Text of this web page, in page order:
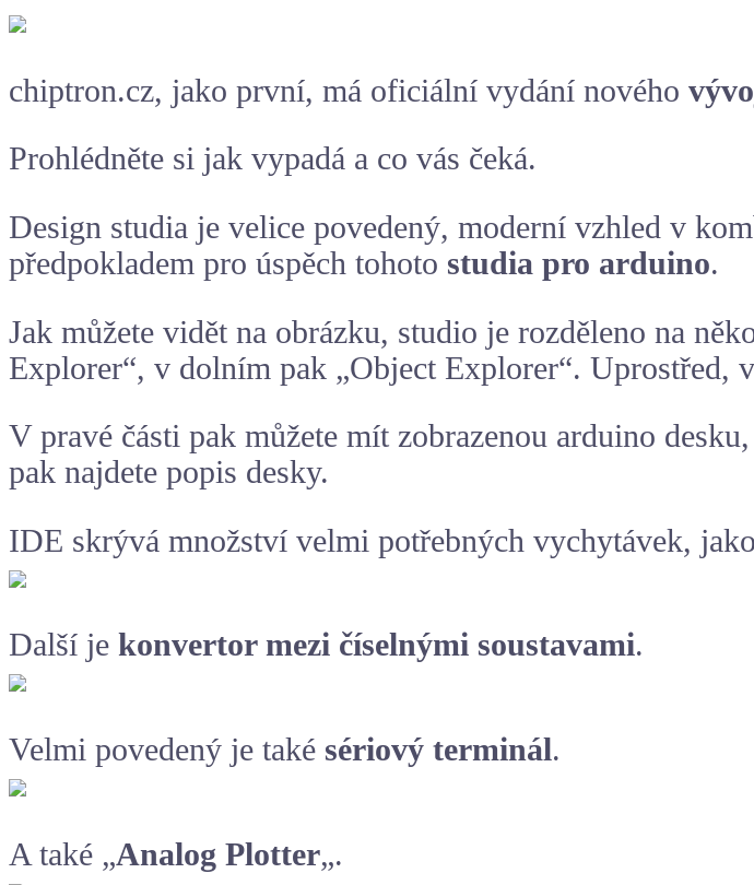
chiptron.cz, jako první, má oficiální vydání nového
Prohlédněte si jak vypadá a co vás čeká.
Design studia je velice povedený, moderní vzhled v
předpokladem pro úspěch tohoto studia pro arduino.
Jak můžete vidět na obrázku, studio je rozděleno na
Explorer“, v dolním pak „Object Explorer“. Uprostřed,
V pravé části pak můžete mít zobrazenou arduino
pak najdete popis desky.
IDE skrývá množství velmi potřebných vychytávek,
Další je konvertor mezi číselnými soustavami.
Velmi povedený je také sériový terminál.
A také „Analog Plotter„.